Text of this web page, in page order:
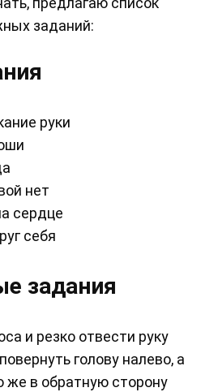
заданий:
руки
нет
сердце
себя
задания
и резко отвести руку
голову налево, а
же в обратную сторону